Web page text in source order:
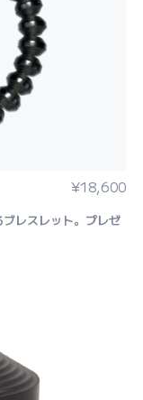
¥18,600
レスレット。 プレゼ